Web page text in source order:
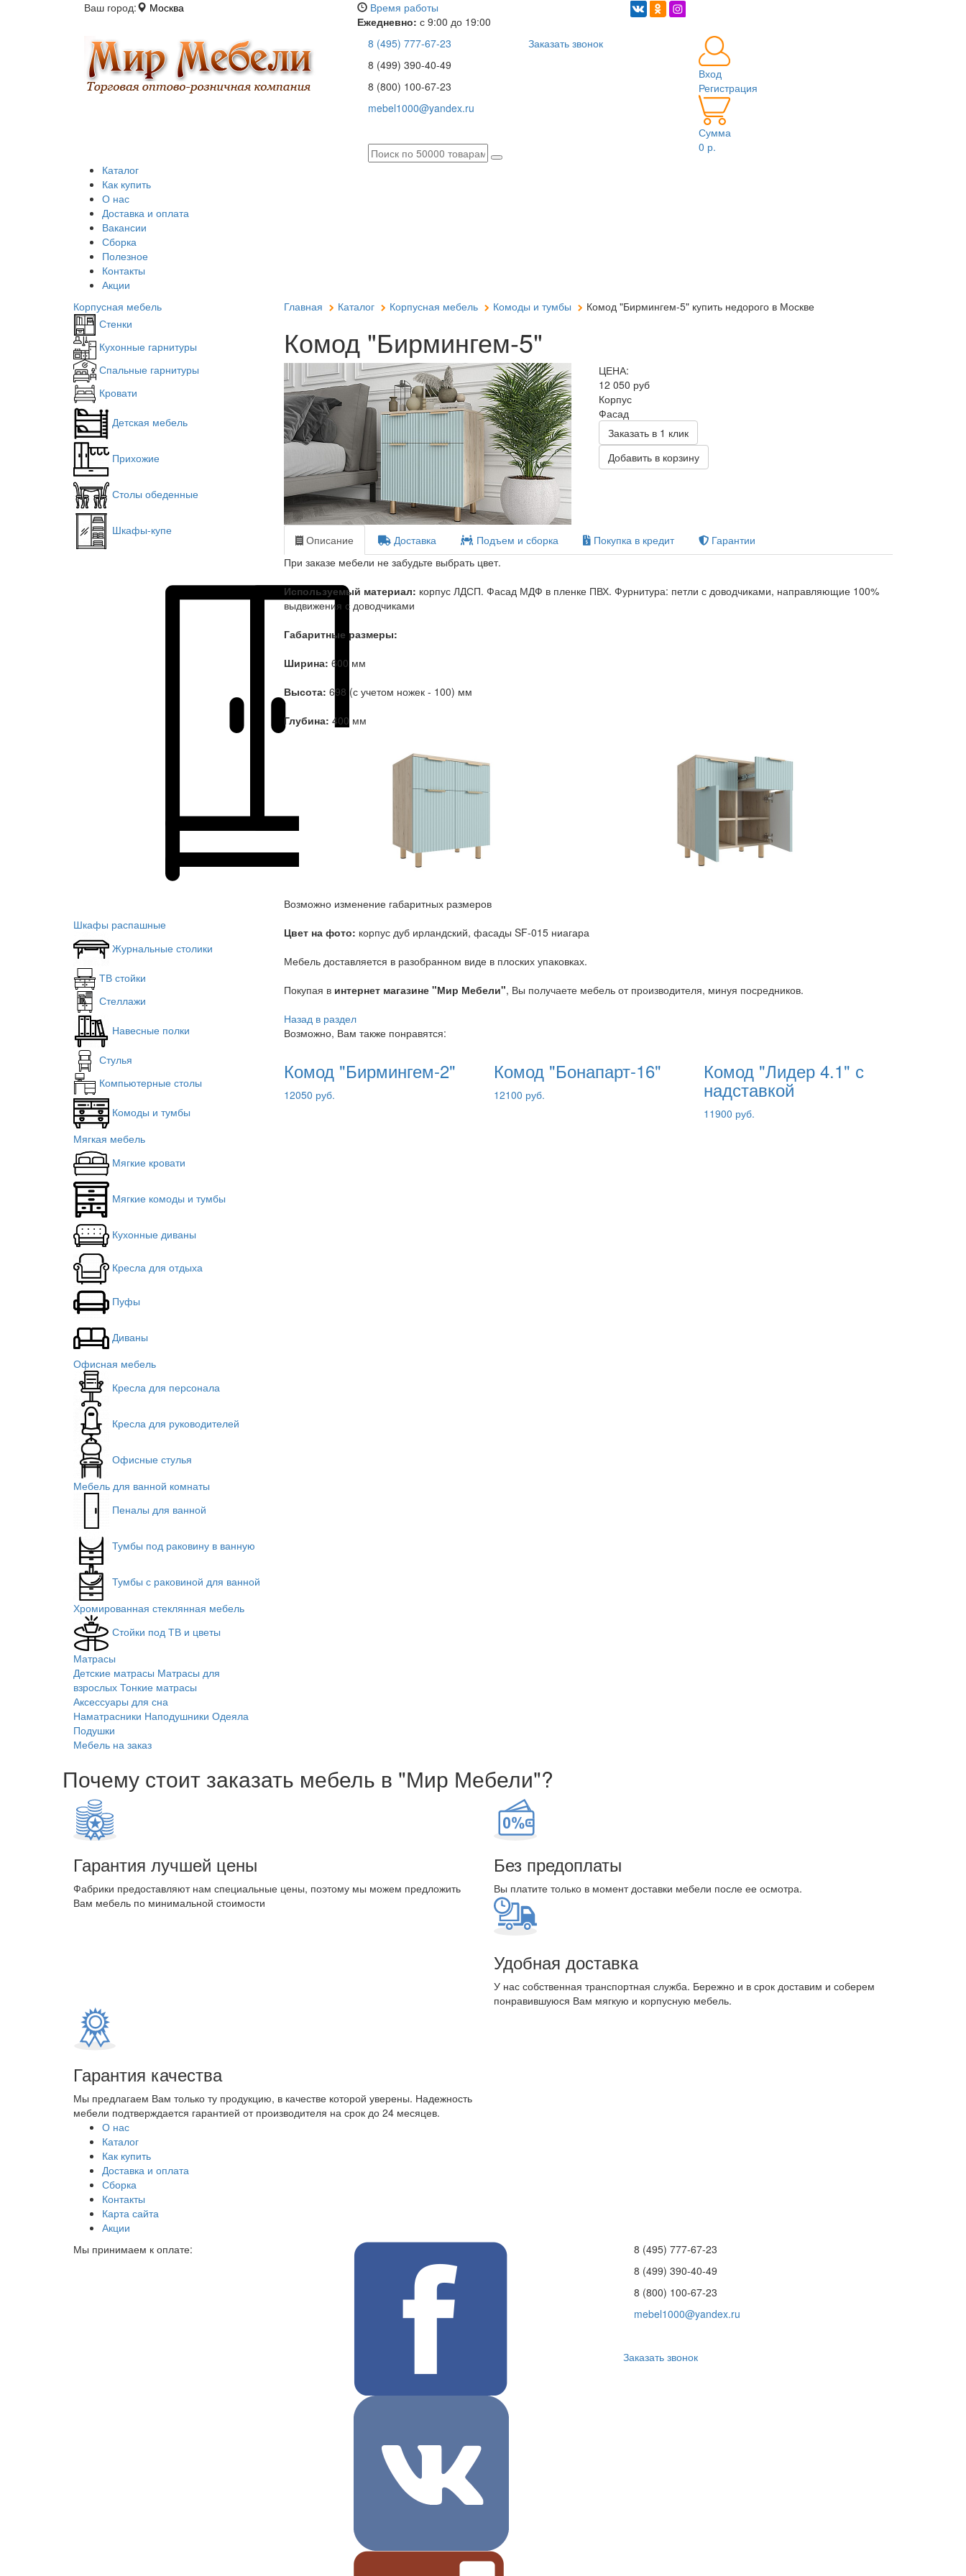
Ваш город: Москва
Время работы
Ежедневно: с 9:00 до 19:00
8 (495) 777-67-23
8 (499) 390-40-49
8 (800) 100-67-23
mebel1000@yandex.ru
Заказать звонок
Вход
Регистрация
Сумма
0 р.
Каталог
Как купить
О нас
Доставка и оплата
Вакансии
Сборка
Полезное
Контакты
Акции
Корпусная мебель
Стенки
Кухонные гарнитуры
Спальные гарнитуры
Кровати
Детская мебель
Прихожие
Столы обеденные
Шкафы-купе
Шкафы распашные
Журнальные столики
ТВ стойки
Стеллажи
Навесные полки
Стулья
Компьютерные столы
Комоды и тумбы
Мягкая мебель
Мягкие кровати
Мягкие комоды и тумбы
Кухонные диваны
Кресла для отдыха
Пуфы
Диваны
Офисная мебель
Кресла для персонала
Кресла для руководителей
Офисные стулья
Мебель для ванной комнаты
Пеналы для ванной
Тумбы под раковину в ванную
Тумбы с раковиной для ванной
Хромированная стеклянная мебель
Стойки под ТВ и цветы
Матрасы
Детские матрасы Матрасы для
взрослых Тонкие матрасы
Аксессуары для сна
Наматрасники Наподушники Одеяла
Подушки
Мебель на заказ
Главная Каталог Корпусная мебель Комоды и тумбы Комод "Бирмингем-5" купить недорого в Москве
Комод "Бирмингем-5"
ЦЕНА:
12 050 руб
Корпус
Фасад
Заказать в 1 клик
Добавить в корзину
Описание Доставка Подъем и сборка Покупка в кредит
Гарантии
При заказе мебели не забудьте выбрать цвет.
Используемый материал: корпус ЛДСП. Фасад МДФ в пленке ПВХ. Фурнитура: петли с доводчиками, направляющие 100%
выдвижения с доводчиками
Габаритные размеры:
Ширина: 600 мм
Высота: 698 (с учетом ножек - 100) мм
Глубина: 400 мм
Возможно изменение габаритных размеров
Цвет на фото: корпус дуб ирландский, фасады SF-015 ниагара
Мебель доставляется в разобранном виде в плоских упаковках.
Покупая в интернет магазине "Мир Мебели", Вы получаете мебель от производителя, минуя посредников.
Назад в раздел
Возможно, Вам также понравятся:
Комод "Бирмингем-2"
12050 руб.
Комод "Бонапарт-16"
12100 руб.
Комод "Лидер 4.1" с
надставкой
11900 руб.
Почему стоит заказать мебель в "Мир Мебели"?
Гарантия лучшей цены
Фабрики предоставляют нам специальные цены, поэтому мы можем предложить
Вам мебель по минимальной стоимости
Без предоплаты
Вы платите только в момент доставки мебели после ее осмотра.
Удобная доставка
У нас собственная транспортная служба. Бережно и в срок доставим и соберем
понравившуюся Вам мягкую и корпусную мебель.
Гарантия качества
Мы предлагаем Вам только ту продукцию, в качестве которой уверены. Надежность
мебели подтверждается гарантией от производителя на срок до 24 месяцев.
О нас
Каталог
Как купить
Доставка и оплата
Сборка
Контакты
Карта сайта
Акции
Мы принимаем к оплате:
8 (495) 777-67-23
8 (499) 390-40-49
8 (800) 100-67-23
mebel1000@yandex.ru
Заказать звонок